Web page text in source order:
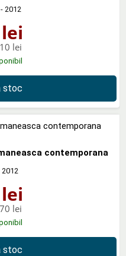
- 2012
lei
lei
stoc
contemporana
2012
lei
lei
stoc